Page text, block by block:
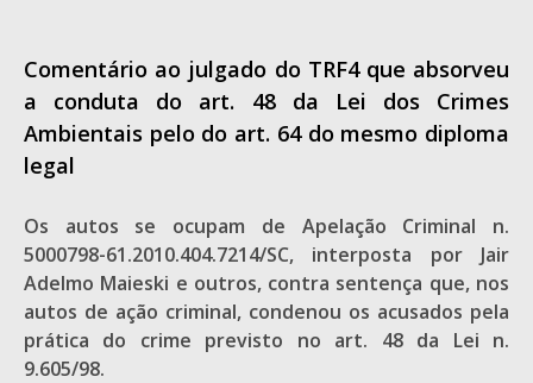
Comentário ao julgado do TRF4 que absorveu
a conduta do art. 48 da Lei dos Crimes
Ambientais pelo do art. 64 do mesmo diploma
legal
Os autos se ocupam de Apelação Criminal n.
5000798-61.2010.404.7214/SC, interposta por Jair
Adelmo Maieski e outros, contra sentença que, nos
autos de ação criminal, condenou os acusados pela
prática do crime previsto no art. 48 da Lei n.
9.605/98.